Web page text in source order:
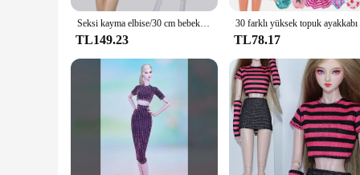
Seksi kayma elbise/30 cm bebek parantez etek sıkı elbise kıyafeti 1/6 Xinyi FR ST Blythe PP Barbie Bebek
TL149.23 TL78.17